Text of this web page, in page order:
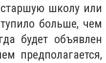
школу или
больше, чем
будет объявлен
предполагается,